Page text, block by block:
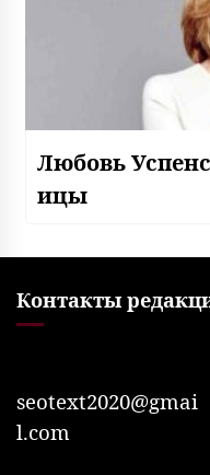
Любовь
ицы
Контакты
seotext2020@gmai
l.com